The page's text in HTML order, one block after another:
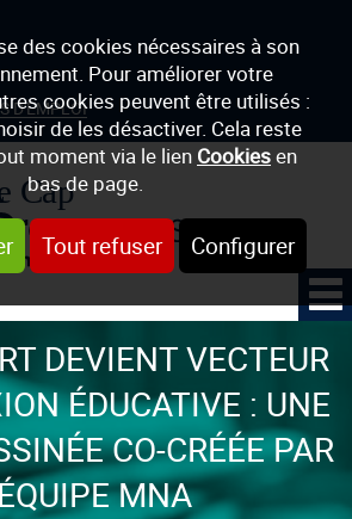
des cookies nécessaires à son
Pour améliorer votre
cookies peuvent être utilisés :
de les désactiver. Cela reste
moment via le lien Cookiesen
bas de page.
Tout refuser Configurer
D'EMPLOI
DEVIENT VECTEUR
ÉDUCATIVE : UNE
CO-CRÉÉE PAR
MNA